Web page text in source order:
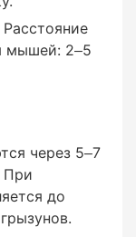
мышей: 2–5
через 5–7
При
до